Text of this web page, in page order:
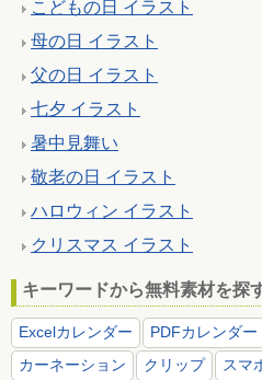
こどもの日 イラスト
母の日 イラスト
父の日 イラスト
七夕 イラスト
暑中見舞い
敬老の日 イラスト
ハロウィン イラスト
クリスマス イラスト
キーワードから無料素材を探
Excelカレンダー PDFカレンダー
カーネーション
クリップ スマ